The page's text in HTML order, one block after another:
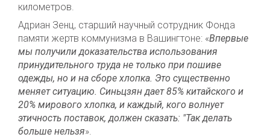
километров.
Адриан Зенц, старший научный сотрудник Фонда
памяти жертв коммунизма в Вашингтоне: «Впервые
мы получили доказательства использования
принудительного труда не только при пошиве
одежды, но и на сборе хлопка. Это существенно
меняет ситуацию. Синьцзян дает 85% китайского и
20% мирового хлопка, и каждый, кого волнует
этичность поставок, должен сказать: "Так делать
больше нельзя».